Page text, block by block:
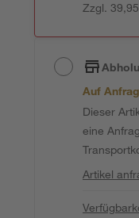
Zzgl.
Auf
Dieser
eine
Artikel